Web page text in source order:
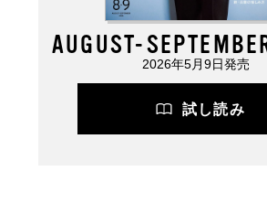
AUGUST-
2026年5月9日発売
試し読み